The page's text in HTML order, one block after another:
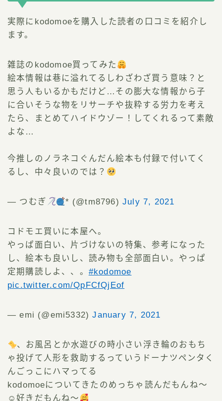
実際にkodomoeを購入した読者の口コミを紹介し
ます。
雑誌のkodomoe買ってみた
絵本情報は巷に溢れてるしわざわざ買う意味？と
思う人もいるかもだけど…その膨大な情報から子
に合いそうな物をリサーチや抜粋する労力を考え
たら、まとめてハイドウゾー！してくれるって素敵
よな…
今推しのノラネコぐんだん絵本も付録で付いてく
るし、中々良いのでは？
— つむぎ * (@tm8796) July 7, 2021
コドモエ買いに本屋へ。
やっぱ面白い、片づけないの特集、参考になった
し、絵本も良いし、読み物も全部面白い。やっぱ
定期購読しよ、、。 #kodomoe
pic.twitter.com/QpFCfQjEof
— emi (@emi5332)January 7, 2021
、お風呂とか水遊びの時小さい浮き輪のおもち
ゃ投げて人形を救助するっていうドーナツペンタく
んごっこにハマってる
kodomoeについてきたのめっちゃ読んだもんね～
☺好きだもんね～